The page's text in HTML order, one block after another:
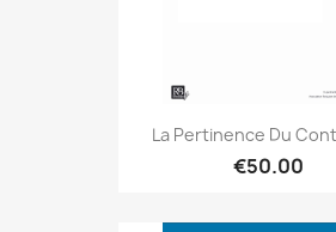
La Pertinence Du
€50.00